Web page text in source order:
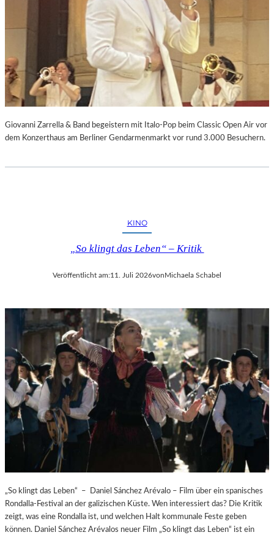
Giovanni Zarrella & Band begeistern mit Italo-Pop beim Classic Open Air vor
dem Konzerthaus am Berliner Gendarmenmarkt vor rund 3.000 Besuchern.
KINO
„So klingt das Leben“ – Kritik
Veröffentlicht am:11. Juli 2026vonMichaela Schabel
„So klingt das Leben“ – Daniel Sánchez Arévalo – Film über ein spanisches
Rondalla-Festival an der galizischen Küste. Wen interessiert das? Die Kritik
zeigt, was eine Rondalla ist, und welchen Halt kommunale Feste geben
können. Daniel Sánchez Arévalos neuer Film „So klingt das Leben“ ist ein